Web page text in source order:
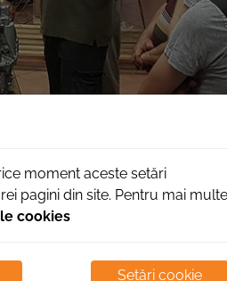
moment aceste setări
pagini din site. Pentru mai multe
cookies
Setări cookie